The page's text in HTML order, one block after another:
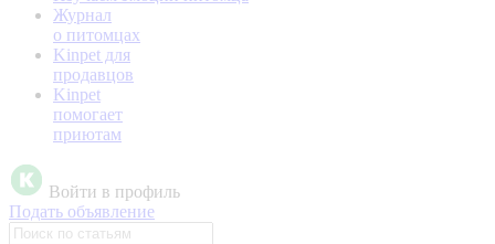
Журнал
о питомцах
Kinpet для
продавцов
Kinpet
помогает
приютам
Войти в профиль
Подать объявление